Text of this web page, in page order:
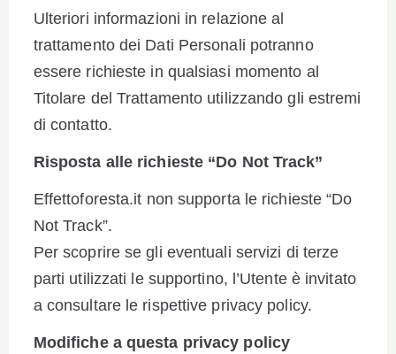
Ulteriori informazioni in relazione al
trattamento dei Dati Personali potranno
essere richieste in qualsiasi momento al
Titolare del Trattamento utilizzando gli estremi
di contatto.
Risposta alle richieste “Do Not Track”
Effettoforesta.it non supporta le richieste “Do
Not Track”.
Per scoprire se gli eventuali servizi di terze
parti utilizzati le supportino, l’Utente è invitato
a consultare le rispettive privacy policy.
Modifiche a questa privacy policy